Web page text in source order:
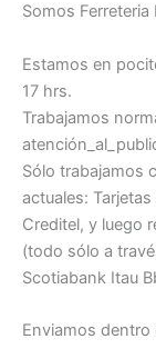
Somos Ferreteria
Estamos en
17 hrs.
Trabajamos
Sólo trabajamos
actuales:
Creditel, y luego
(todo sólo a
Scotiabank Itau
Enviamos